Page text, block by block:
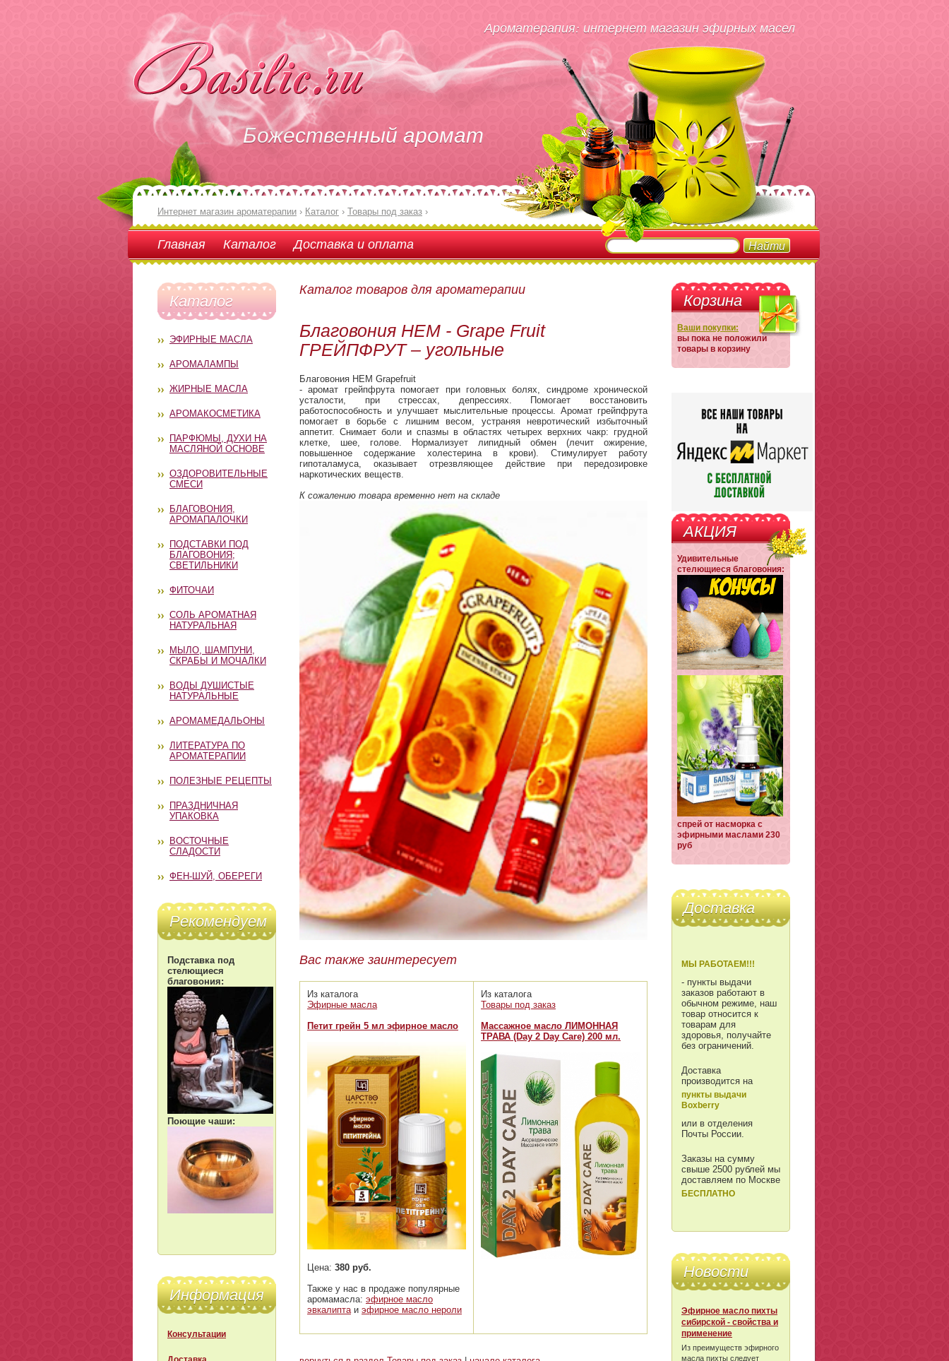
Божественный аромат
Ароматерапия: интернет магазин эфирных масел
Интернет магазин ароматерапии › Каталог › Товары под заказ ›
Главная Каталог Доставка и оплата
Каталог
ЭФИРНЫЕ МАСЛА
АРОМАЛАМПЫ
ЖИРНЫЕ МАСЛА
АРОМАКОСМЕТИКА
ПАРФЮМЫ, ДУХИ НА
МАСЛЯНОЙ ОСНОВЕ
ОЗДОРОВИТЕЛЬНЫЕ
СМЕСИ
БЛАГОВОНИЯ,
АРОМАПАЛОЧКИ
ПОДСТАВКИ ПОД
БЛАГОВОНИЯ;
СВЕТИЛЬНИКИ
ФИТОЧАИ
СОЛЬ АРОМАТНАЯ
НАТУРАЛЬНАЯ
МЫЛО, ШАМПУНИ,
СКРАБЫ И МОЧАЛКИ
ВОДЫ ДУШИСТЫЕ
НАТУРАЛЬНЫЕ
АРОМАМЕДАЛЬОНЫ
ЛИТЕРАТУРА ПО
АРОМАТЕРАПИИ
ПОЛЕЗНЫЕ РЕЦЕПТЫ
ПРАЗДНИЧНАЯ
УПАКОВКА
ВОСТОЧНЫЕ
СЛАДОСТИ
ФЕН-ШУЙ, ОБЕРЕГИ
Рекомендуем
Подставка под
стелющиеся
благовония:
Поющие чаши:
Информация
Консультации
Каталог товаров для ароматерапии
Благовония HEM - Grape Fruit
ГРЕЙПФРУТ – угольные
Благовония HEM Grapefruit
- аромат грейпфрута помогает при головных болях, синдроме хронической
усталости, при стрессах, депрессиях. Помогает восстановить
работоспособность и улучшает мыслительные процессы. Аромат грейпфрута
помогает в борьбе с лишним весом, устраняя невротический избыточный
аппетит. Снимает боли и спазмы в областях четырех верхних чакр: грудной
клетке, шее, голове. Нормализует липидный обмен (лечит ожирение,
повышенное содержание холестерина в крови). Стимулирует работу
гипоталамуса, оказывает отрезвляющее действие при передозировке
наркотических веществ.
К сожалению товара временно нет на складе
Вас также заинтересует
Из каталога
Эфирные масла
Петит грейн 5 мл эфирное масло
Цена: 380 руб.
Также у нас в продаже популярные
аромамасла: эфирное масло
эвкалиптаи эфирное масло нероли
Из каталога
Товары под заказ
Массажное масло ЛИМОННАЯ
ТРАВА (Day 2 Day Care) 200 мл.
Корзина
Ваши покупки:
вы пока не положили
товары в корзину
АКЦИЯ
Удивительные
стелющиеся благовония:
спрей от насморка с
эфирными маслами 230
руб
Доставка
МЫ РАБОТАЕМ!!!
- пункты выдачи
заказов работают в
обычном режиме, наш
товар относится к
товарам для
здоровья, получайте
без ограничений.
Доставка
производится на
пункты выдачи
Boxberry
или в отделения
Почты России.
Заказы на сумму
свыше 2500 рублей мы
доставляем по Москве
БЕСПЛАТНО
Новости
Эфирное масло пихты
сибирской - свойства и
применение
Из преимуществ эфирного
масла пихты следует